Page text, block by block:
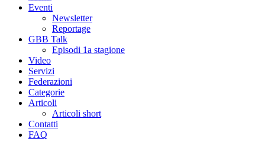
Eventi
Newsletter
Reportage
GBB Talk
Episodi 1a stagione
Video
Servizi
Federazioni
Categorie
Articoli
Articoli short
Contatti
FAQ